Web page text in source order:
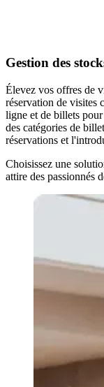
Gestion des
Élevez vos offres de
réservation de visites
ligne et de billets
des catégories de
réservations et
Choisissez une
attire des passionnés